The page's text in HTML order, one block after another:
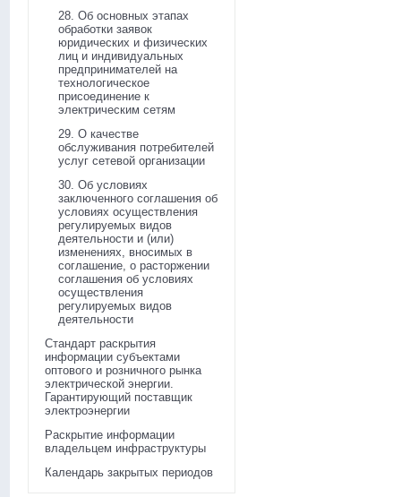
28. Об основных этапах
обработки заявок
юридических и физических
лиц и индивидуальных
предпринимателей на
технологическое
присоединение к
электрическим сетям
29. О качестве
обслуживания потребителей
услуг сетевой организации
30. Об условиях
заключенного соглашения об
условиях осуществления
регулируемых видов
деятельности и (или)
изменениях, вносимых в
соглашение, о расторжении
соглашения об условиях
осуществления
регулируемых видов
деятельности
Стандарт раскрытия
информации субъектами
оптового и розничного рынка
электрической энергии.
Гарантирующий поставщик
электроэнергии
Раскрытие информации
владельцем инфраструктуры
Календарь закрытых периодов